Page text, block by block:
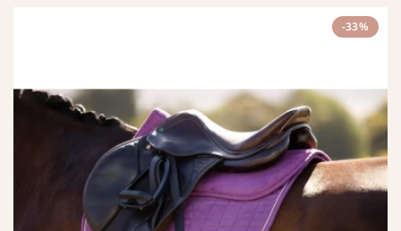
-33%